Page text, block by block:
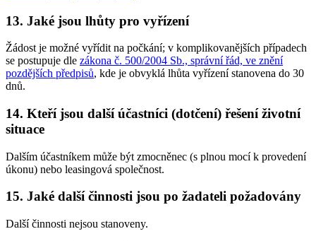
13. Jaké jsou lhůty pro vyřízení
Žádost je možné vyřídit na počkání; v komplikovanějších případech
se postupuje dle zákona č. 500/2004 Sb., správní řád, ve znění
pozdějších předpisů, kde je obvyklá lhůta vyřízení stanovena do 30
dnů.
14. Kteří jsou další účastníci (dotčení) řešení životní
situace
Dalším účastníkem může být zmocněnec (s plnou mocí k provedení
úkonu) nebo leasingová společnost.
15. Jaké další činnosti jsou po žadateli požadovány
Další činnosti nejsou stanoveny.